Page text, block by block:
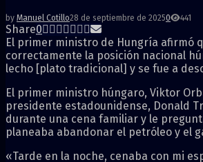
by Manuel Cotillo28 de septiembre de 20250 441
Share0
El primer ministro de Hungría afirmó
correctamente la posición nacional
lecho [plato tradicional] y se fue a
El primer ministro húngaro, Viktor
presidente estadounidense, Donald
durante una cena familiar y le
planeaba abandonar el petróleo y el
«Tarde en la noche, cenaba con mi